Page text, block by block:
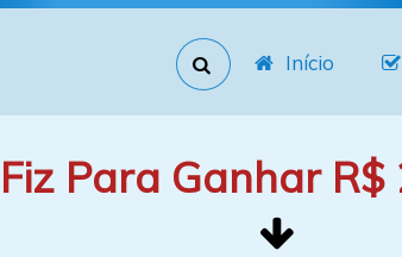
Início
Para Ganhar